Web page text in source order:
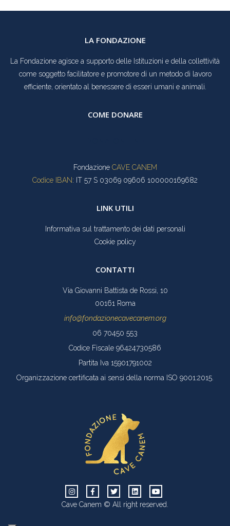
LA FONDAZIONE
La Fondazione agisce a supporto delle Istituzioni e della collettività
come soggetto facilitatore e promotore di un metodo di lavoro
efficiente, orientato al benessere di esseri umani e animali.
COME DONARE
Fondazione CAVE CANEM
Codice IBAN: IT 57 S 03069 09606 100000169682
LINK UTILI
Informativa sul trattamento dei dati personali
Cookie policy
CONTATTI
Via Giovanni Battista de Rossi, 10
00161 Roma
info@fondazionecavecanem.org
06 70450 553
Codice Fiscale 96424730586
Partita Iva 15901791002
Organizzazione certificata ai sensi della norma ISO 9001:2015.
Cave Canem © All right reserved.